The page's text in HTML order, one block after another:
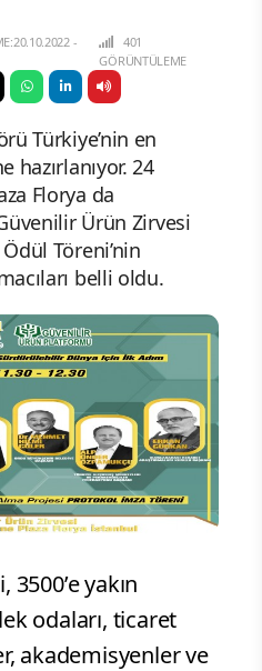
-
401
GÖRÜNTÜLEME
Türkiye’nin en
hazırlanıyor. 24
Florya da
Ürün Zirvesi
Töreni’nin
belli oldu.
3500’e yakın
odaları, ticaret
akademisyenler ve